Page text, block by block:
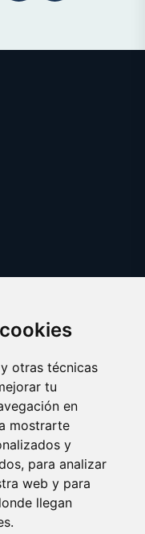
otras técnicas
tu
en
mostrarte
y
para analizar
web y para
llegan